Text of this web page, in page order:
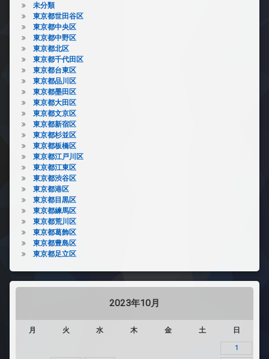
未分類
東京都世田谷区
東京都中央区
東京都中野区
東京都北区
東京都千代田区
東京都台東区
東京都品川区
東京都墨田区
東京都大田区
東京都文京区
東京都新宿区
東京都杉並区
東京都板橋区
東京都江戸川区
東京都江東区
東京都渋谷区
東京都港区
東京都目黒区
東京都練馬区
東京都荒川区
東京都葛飾区
東京都豊島区
東京都足立区
2023年10月
月 火 水 木 金 土 日
1